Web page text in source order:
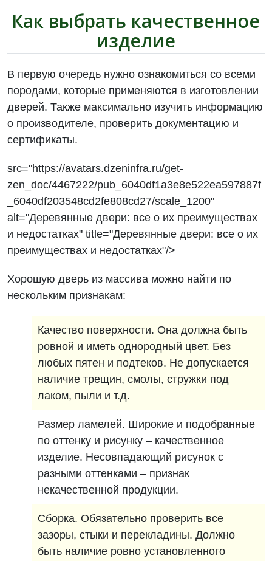
Как выбрать качественное
изделие
В первую очередь нужно ознакомиться со всеми
породами, которые применяются в изготовлении
дверей. Также максимально изучить информацию
о производителе, проверить документацию и
сертификаты.
src="https://avatars.dzeninfra.ru/get-
zen_doc/4467222/pub_6040df1a3e8e522ea597887f
_6040df203548cd2fe808cd27/scale_1200"
alt="Деревянные двери: все о их преимуществах
и недостатках" title="Деревянные двери: все о их
преимуществах и недостатках"/>
Хорошую дверь из массива можно найти по
нескольким признакам:
Качество поверхности. Она должна быть
ровной и иметь однородный цвет. Без
любых пятен и подтеков. Не допускается
наличие трещин, смолы, стружки под
лаком, пыли и т.д.
Размер ламелей. Широкие и подобранные
по оттенку и рисунку – качественное
изделие. Несовпадающий рисунок с
разными оттенками – признак
некачественной продукции.
Сборка. Обязательно проверить все
зазоры, стыки и перекладины. Должно
быть наличие ровно установленного